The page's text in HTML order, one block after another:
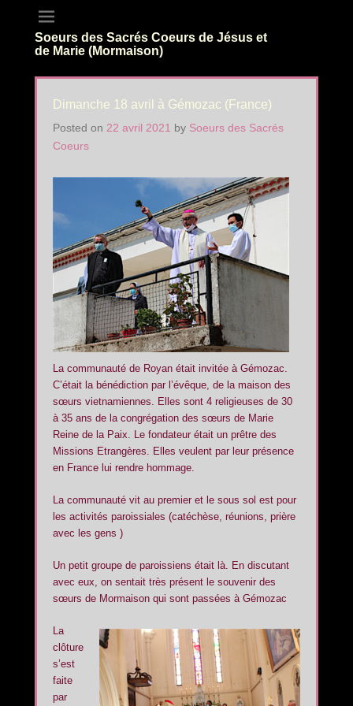
Soeurs des Sacrés Coeurs de Jésus et
de Marie (Mormaison)
Dimanche 18 avril à Gémozac (France)
Posted on 22 avril 2021 by Soeurs des Sacrés
Coeurs
La communauté de Royan était invitée à Gémozac.
C’était la bénédiction par l’évêque, de la maison des
sœurs vietnamiennes. Elles sont 4 religieuses de 30
à 35 ans de la congrégation des sœurs de Marie
Reine de la Paix. Le fondateur était un prêtre des
Missions Etrangères. Elles veulent par leur présence
en France lui rendre hommage.
La communauté vit au premier et le sous sol est pour
les activités paroissiales (catéchèse, réunions, prière
avec les gens )
Un petit groupe de paroissiens était là. En discutant
avec eux, on sentait très présent le souvenir des
sœurs de Mormaison qui sont passées à Gémozac
La
clôture
s’est
faite
par